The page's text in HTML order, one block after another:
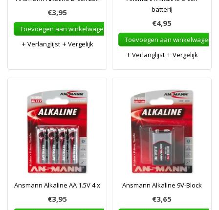
€3,95
Toevoegen aan winkelwagen
Verlanglijst
Vergelijk
batterij
€4,95
Toevoegen aan winkelwagen
Verlanglijst
Vergelijk
Ansmann Alkaline AA 1.5V 4 x
€3,95
Ansmann Alkaline 9V-Block
€3,65